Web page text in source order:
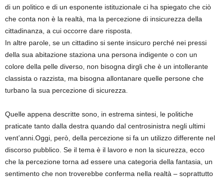
di un politico e di un esponente istituzionale ci ha spiegato che ciò
che conta non è la realtà, ma la percezione di insicurezza della
cittadinanza, a cui occorre dare risposta.
In altre parole, se un cittadino si sente insicuro perché nei pressi
della sua abitazione staziona una persona indigente o con un
colore della pelle diverso, non bisogna dirgli che è un intollerante
classista o razzista, ma bisogna allontanare quelle persone che
turbano la sua percezione di sicurezza.
Quelle appena descritte sono, in estrema sintesi, le politiche
praticate tanto dalla destra quando dal centrosinistra negli ultimi
vent’anni.Oggi, però, della percezione si fa un utilizzo differente nel
discorso pubblico. Se il tema è il lavoro e non la sicurezza, ecco
che la percezione torna ad essere una categoria della fantasia, un
sentimento che non troverebbe conferma nella realtà – soprattutto